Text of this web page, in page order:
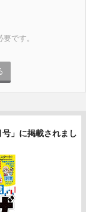
要です。
」に掲載されまし